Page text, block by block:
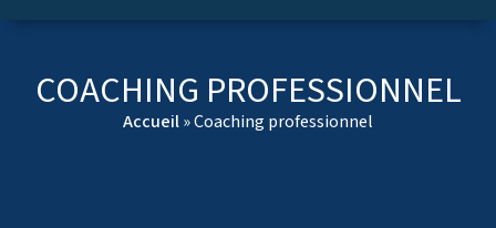
COACHING PROFESSIONNEL
Accueil»Coaching professionnel